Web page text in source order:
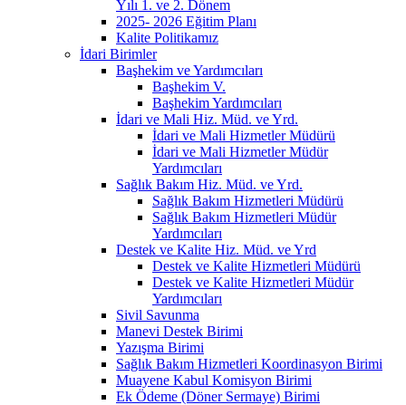
Yılı 1. ve 2. Dönem
2025- 2026 Eğitim Planı
Kalite Politikamız
İdari Birimler
Başhekim ve Yardımcıları
Başhekim V.
Başhekim Yardımcıları
İdari ve Mali Hiz. Müd. ve Yrd.
İdari ve Mali Hizmetler Müdürü
İdari ve Mali Hizmetler Müdür
Yardımcıları
Sağlık Bakım Hiz. Müd. ve Yrd.
Sağlık Bakım Hizmetleri Müdürü
Sağlık Bakım Hizmetleri Müdür
Yardımcıları
Destek ve Kalite Hiz. Müd. ve Yrd
Destek ve Kalite Hizmetleri Müdürü
Destek ve Kalite Hizmetleri Müdür
Yardımcıları
Sivil Savunma
Manevi Destek Birimi
Yazışma Birimi
Sağlık Bakım Hizmetleri Koordinasyon Birimi
Muayene Kabul Komisyon Birimi
Ek Ödeme (Döner Sermaye) Birimi